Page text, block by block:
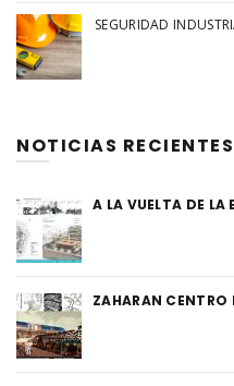
SEGURIDAD
NOTICIAS RECIENTES
A LA VUELTA DE LA
ZAHARAN